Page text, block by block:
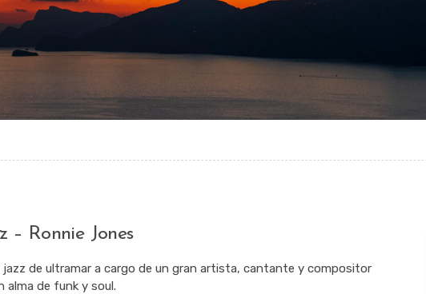
– Ronnie Jones
jazz de ultramar a cargo de un gran artista, cantante y compositor
alma de funk y soul.